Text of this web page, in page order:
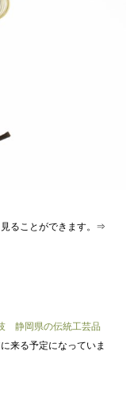
ることができます。⇒
静岡県の伝統工芸品
来る予定になっていま